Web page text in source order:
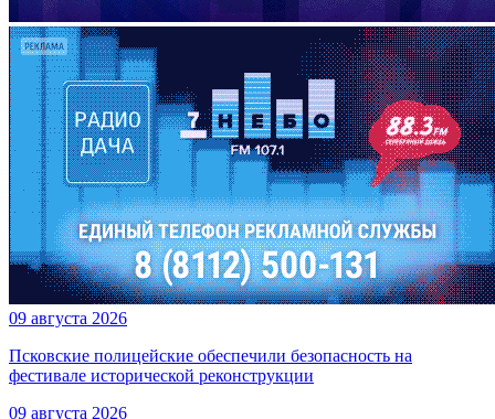
09 августа 2026
Псковские полицейские обеспечили безопасность на
фестивале исторической реконструкции
09 августа 2026